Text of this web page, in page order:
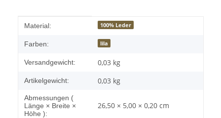
Produkteigenschaft
Wert
Material: 100% Leder
Farben: lila
Versandgewicht: 0,03 kg
Artikelgewicht: 0,03 kg
Abmessungen (
Länge × Breite ×
Höhe ):
26,50 × 5,00 × 0,20 cm